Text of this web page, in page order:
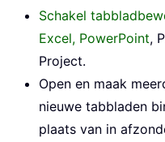
Schakel
Excel, PowerPoint,
Project.
Open en maak
nieuwe tabbladen
plaats van in